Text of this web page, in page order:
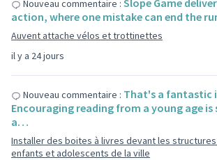
il y a 24 jours
Nouveau commentaire : Slope Game
action, where one mistake can end the
Auvent attache vélos et trottinettes
Nouveau commentaire : That's a fantastic
Encouraging reading from a young age
a…
Installer des boites à livres devant les
enfants et adolescents de la ville